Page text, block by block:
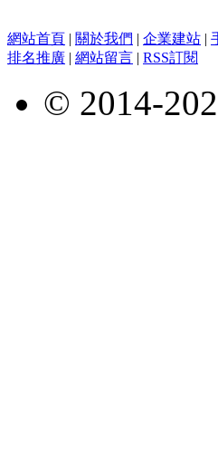
網站首頁 | 關於我們 | 企業建站 |
排名推廣 | 網站留言 | RSS訂閱
© 2014-